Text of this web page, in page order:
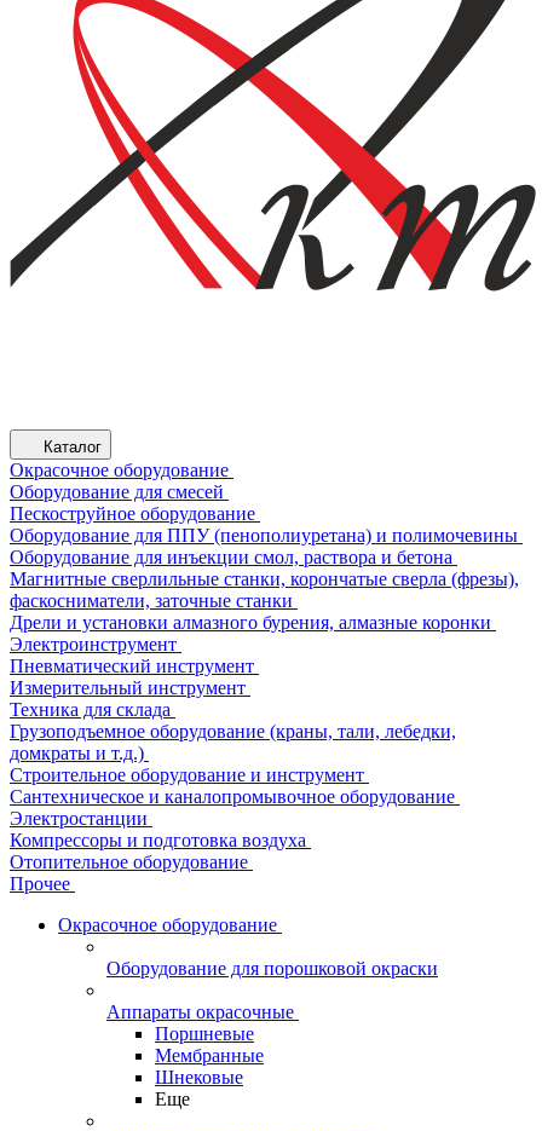
Каталог
Окрасочное оборудование
Оборудование для смесей
Пескоструйное оборудование
Оборудование для ППУ (пенополиуретана) и полимочевины
Оборудование для инъекции смол, раствора и бетона
Магнитные сверлильные станки, корончатые сверла (фрезы),
фаскосниматели, заточные станки
Дрели и установки алмазного бурения, алмазные коронки
Электроинструмент
Пневматический инструмент
Измерительный инструмент
Техника для склада
Грузоподъемное оборудование (краны, тали, лебедки,
домкраты и т.д.)
Строительное оборудование и инструмент
Сантехническое и каналопромывочное оборудование
Электростанции
Компрессоры и подготовка воздуха
Отопительное оборудование
Прочее
Окрасочное оборудование
Оборудование для порошковой окраски
Аппараты окрасочные
Поршневые
Мембранные
Шнековые
Еще